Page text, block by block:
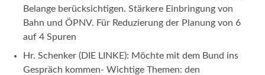
Belange berücksichtigen. Stärkere Einbringung von
Bahn und ÖPNV. Für Reduzierung der Planung von 6
auf 4 Spuren
Hr. Schenker (DIE LINKE): Möchte mit dem Bund ins
Gespräch kommen- Wichtige Themen: den